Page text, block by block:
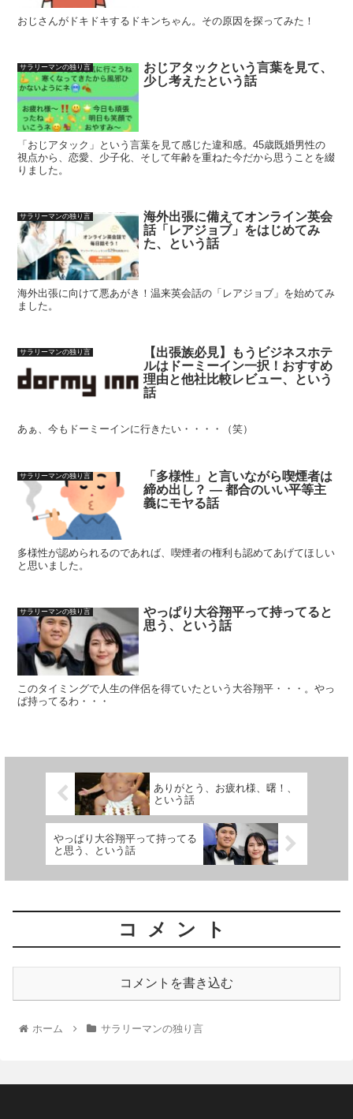
おじさんがドキドキするドキンちゃん。その原因を探ってみた！
サラリーマンの独り言
おじアタックという言葉を見て、
少し考えたという話
「おじアタック」という言葉を見て感じた違和感。45歳既婚男性の
視点から、恋愛、少子化、そして年齢を重ねた今だから思うことを綴
りました。
サラリーマンの独り言
海外出張に備えてオンライン英会
話「レアジョブ」をはじめてみ
た、という話
海外出張に向けて悪あがき！温来英会話の「レアジョブ」を始めてみ
ました。
サラリーマンの独り言
【出張族必見】もうビジネスホテ
ルはドーミーイン一択！おすすめ
理由と他社比較レビュー、という
話
あぁ、今もドーミーインに行きたい・・・・（笑）
サラリーマンの独り言
「多様性」と言いながら喫煙者は
締め出し？ ― 都合のいい平等主
義にモヤる話
多様性が認められるのであれば、喫煙者の権利も認めてあげてほしい
と思いました。
サラリーマンの独り言
やっぱり大谷翔平って持ってると
思う、という話
このタイミングで人生の伴侶を得ていたという大谷翔平・・・。やっ
ぱ持ってるわ・・・
ありがとう、お疲れ様、曙！、
という話
やっぱり大谷翔平って持ってる
と思う、という話
コメント
コメントを書き込む
ホーム サラリーマンの独り言